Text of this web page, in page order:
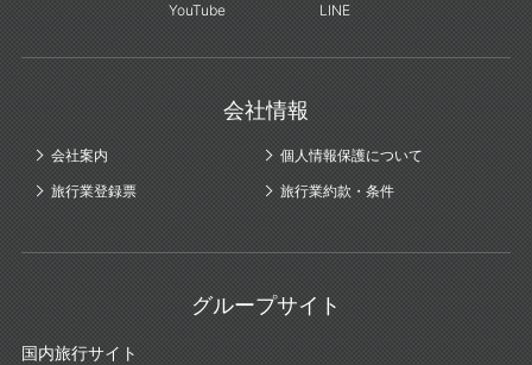
YouTube LINE
会社情報
会社案内
個人情報保護について
旅行業登録票
旅行業約款・条件
グループサイト
国内旅行サイト